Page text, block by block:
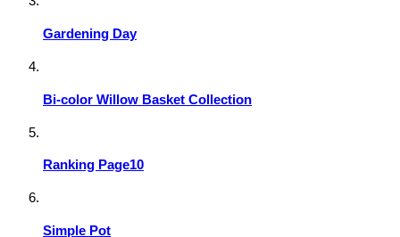
Gardening Day
Bi-color Willow Basket Collection
Ranking Page10
Simple Pot